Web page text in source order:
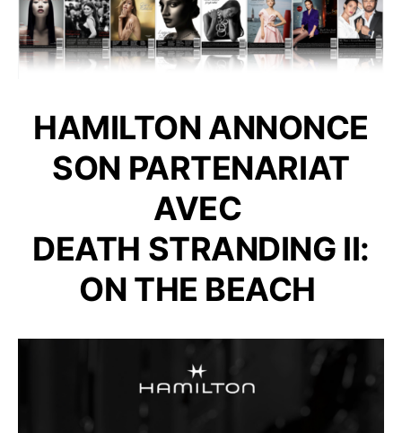
HAMILTON ANNONCE
SON PARTENARIAT
AVEC
DEATH STRANDING II:
ON THE BEACH